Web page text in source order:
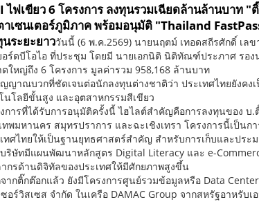
ไฟเขียว 6 โครงการ ลงทุนรวมเฉียดล้านล้านบา
าเซนเตอร์ภูมิภาค พร้อมอนุมัติ "Thailand
นระยะยาววันนี้ (6 พ.ค.2569) นายนฤตม์ เทอดสถีรศักดิ์ เล
ร์ดบีโอไอ ที่ประชุม โดยมี นายเอกนิติ นิติทัณฑ์ประภาศ รอ
ใหญ่ถึง 6 โครงการ มูลค่ารวม 958,168 ล้านบาท
ญาณบวกที่ชัดเจนต่อนักลงทุนต่างชาติว่า ประเทศไทยยังคง
นโลยีขั้นสูง และอุตสาหกรรมสีเขียว
การที่ได้รับการอนุมัติครั้งนี้ ไฮไลต์สำคัญคือการลงทุนของ บ
ทพมหานคร สมุทรปราการ และฉะเชิงเทรา โครงการนี้เป็น
ทศไทยให้เป็นฐานยุทธศาสตร์สำคัญ สำหรับการเก็บและปร
ริษัทมีแผนพัฒนาหลักสูตร Digital Literacy และ e-
กรด้านดิจิทัลของประเทศให้มีศักยภาพสูงขึ้น
ากติ๊กต๊อกแล้ว ยังมีโครงการศูนย์รวมข้อมูลหรือ Data
ซอร์วิสเซส จำกัด ในเครือ DAMAC Group จากสหรัฐอาหรับ